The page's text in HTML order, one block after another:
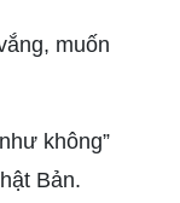
muốn
không”
Bản.